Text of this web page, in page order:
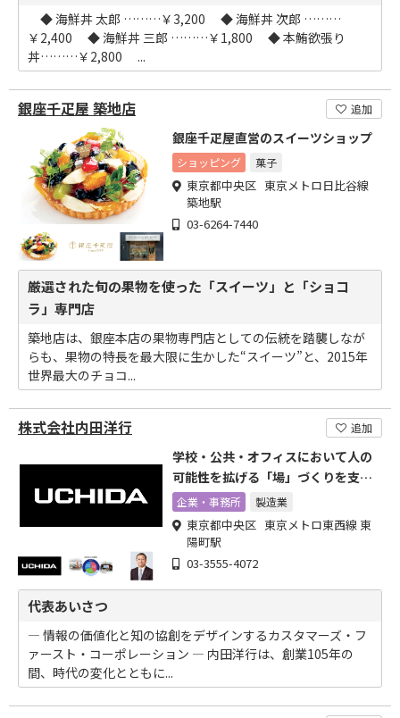
◆ 海鮮丼 太郎 ………￥3,200 ◆ 海鮮丼 次郎 ………
￥2,400 ◆ 海鮮丼 三郎 ………￥1,800 ◆ 本鮪欲張り
丼………￥2,800 ...
銀座千疋屋 築地店 追加
銀座千疋屋直営のスイーツショップ
ショッピング 菓子
東京都中央区 東京メトロ日比谷線
築地駅
03-6264-7440
厳選された旬の果物を使った「スイーツ」と「ショコ
ラ」専門店
築地店は、銀座本店の果物専門店としての伝統を踏襲しなが
らも、果物の特長を最大限に生かした“スイーツ”と、2015年
世界最大のチョコ...
株式会社内田洋行 追加
学校・公共・オフィスにおいて人の
可能性を拡げる「場」づくりを支援
しています。
企業・事務所 製造業
東京都中央区 東京メトロ東西線 東
陽町駅
03-3555-4072
代表あいさつ
― 情報の価値化と知の協創をデザインするカスタマーズ・フ
ァースト・コーポレーション ― 内田洋行は、創業105年の
間、時代の変化とともに...